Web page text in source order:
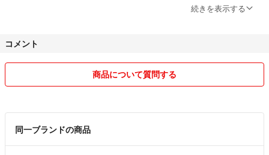
ださい。気になられる方は先に配送手段のリクエストをください。費用
がかかる場合は価格変更させていただきます。配送について後からクレ
☆特筆すべき状態は詳しく説明文に書くようにしてますが、あくまで主
観です。感じ方には個人差がありますので、ご理解下さい。見落としが
続きを表示する
コメント
商品について質問する
同一ブランドの商品